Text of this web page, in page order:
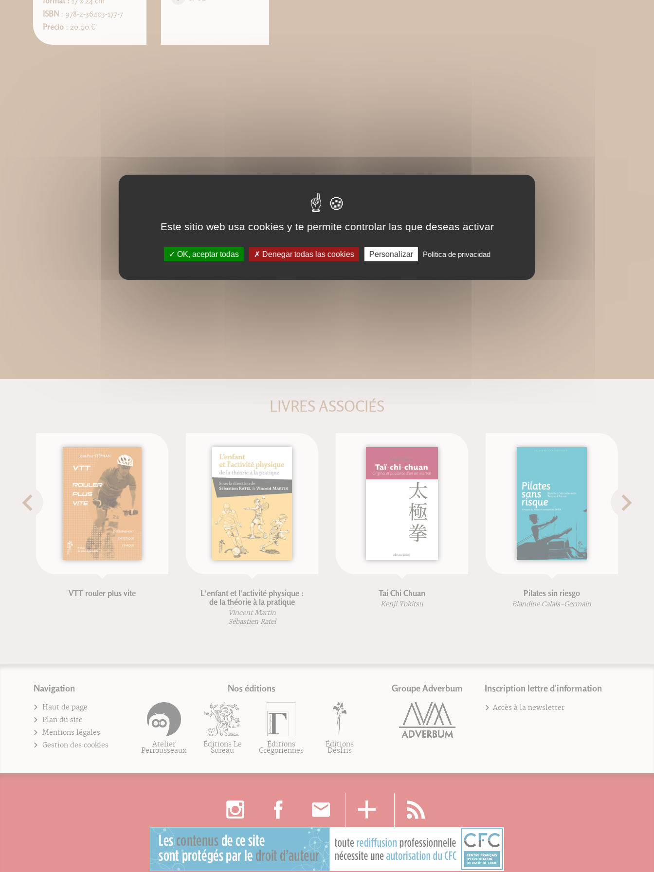
ISBN : 978-2-36403-177-7
Precio: 20.00 €
LIVRES ASSOCIÉS
VTT rouler plus vite
L'enfant et l'activité physique :
de la théorie à la pratique
Vincent Martin
Sébastien Ratel
Tai Chi Chuan
Kenji Tokitsu
Pilates sin riesgo
Blandine Calais-Germain
Navigation
Haut de page
Plan du site
Mentions légales
Gestion des cookies
Nos éditions
Atelier
Perrousseaux
Éditions Le
Sureau
Éditions
Grégoriennes
Éditions
DésIris
Groupe Adverbum Inscription lettre d'information
Accès à la newsletter
Este sitio web usa cookies y te permite controlar las que deseas activar
OK, aceptar todas Denegar todas las cookies Personalizar Política de privacidad